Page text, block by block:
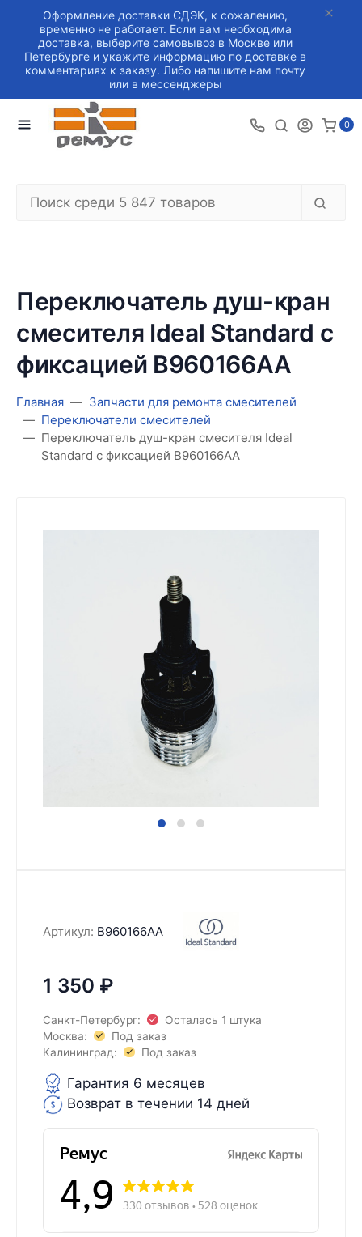
Оформление доставки СДЭК, к сожалению,
временно не работает. Если вам необходима
доставка, выберите самовывоз в Москве или
Петербурге и укажите информацию по доставке в
комментариях к заказу. Либо напишите нам почту
или в мессенджеры
0
Переключатель душ-кран
смесителя Ideal Standard с
фиксацией B960166АА
Главная
Запчасти для ремонта смесителей
Переключатели смесителей
Переключатель душ-кран смесителя Ideal
Standard с фиксацией B960166АА
Артикул: B960166АА
1 350 ₽
Санкт-Петербург:
Осталась 1 штука
Москва:
Под заказ
Калининград:
Под заказ
Гарантия 6 месяцев
Возврат в течении 14 дней